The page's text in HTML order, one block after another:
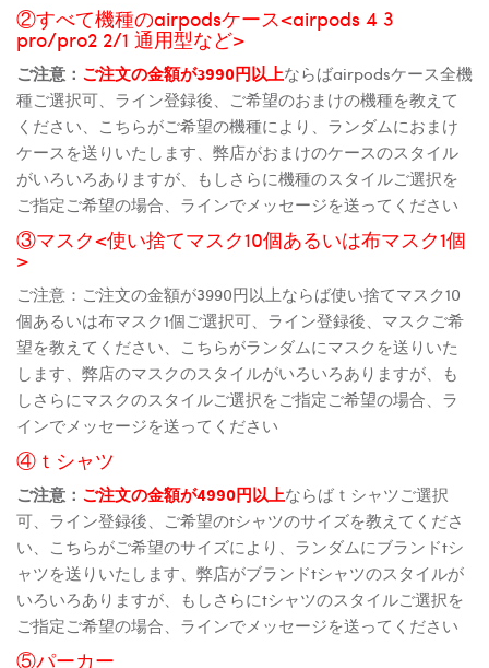
②すべて機種のairpodsケース<airpods 4 3
pro/pro2 2/1 通用型など>
ご注意： ご注文の金額が3990円以上ならばairpodsケース全機
種ご選択可、ライン登録後、ご希望のおまけの機種を教えて
ください、こちらがご希望の機種により、ランダムにおまけ
ケースを送りいたします、弊店がおまけのケースのスタイル
がいろいろありますが、もしさらに機種のスタイルご選択を
ご指定ご希望の場合、ラインでメッセージを送ってください
③マスク<使い捨てマスク10個あるいは布マスク1個
>
ご注意：ご注文の金額が3990円以上ならば使い捨てマスク10
個あるいは布マスク1個ご選択可、ライン登録後、マスクご希
望を教えてください、こちらがランダムにマスクを送りいた
します、弊店のマスクのスタイルがいろいろありますが、も
しさらにマスクのスタイルご選択をご指定ご希望の場合、ラ
インでメッセージを送ってください
④ｔシャツ
ご注意： ご注文の金額が4990円以上ならばｔシャツご選択
可、ライン登録後、ご希望のtシャツのサイズを教えてくださ
い、こちらがご希望のサイズにより、ランダムにブランドtシ
ャツを送りいたします、弊店がブランドtシャツのスタイルが
いろいろありますが、もしさらにtシャツのスタイルご選択を
ご指定ご希望の場合、ラインでメッセージを送ってください
⑤パーカー